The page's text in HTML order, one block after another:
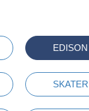
EDISON
SKATER